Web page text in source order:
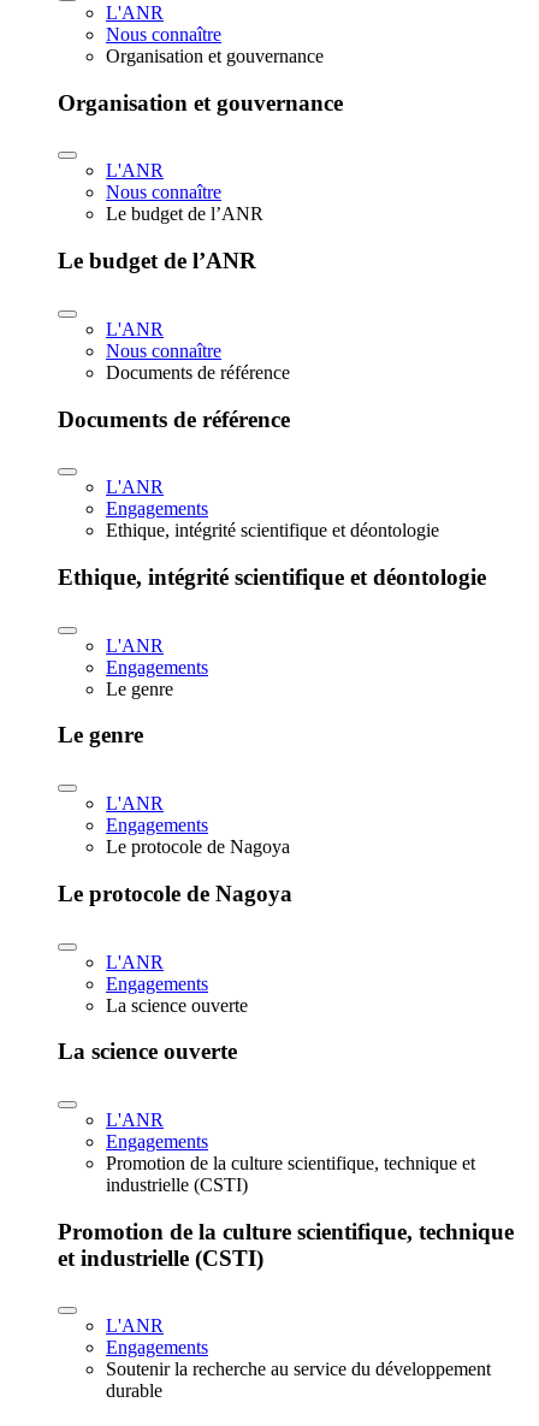
L'ANR
Nous connaître
Organisation et gouvernance
Organisation et gouvernance
L'ANR
Nous connaître
Le budget de l’ANR
Le budget de l’ANR
L'ANR
Nous connaître
Documents de référence
Documents de référence
L'ANR
Engagements
Ethique, intégrité scientifique et déontologie
Ethique, intégrité scientifique et déontologie
L'ANR
Engagements
Le genre
Le genre
L'ANR
Engagements
Le protocole de Nagoya
Le protocole de Nagoya
L'ANR
Engagements
La science ouverte
La science ouverte
L'ANR
Engagements
Promotion de la culture scientifique, technique et
industrielle (CSTI)
Promotion de la culture scientifique, technique
et industrielle (CSTI)
L'ANR
Engagements
Soutenir la recherche au service du développement
durable